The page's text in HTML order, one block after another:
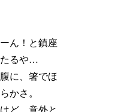
ん！と鎮座
たるや…
に、箸でほ
かさ。
ど、意外と